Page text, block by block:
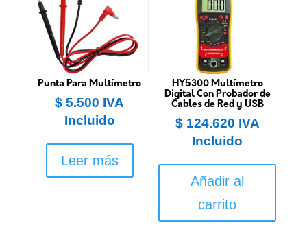
Punta Para Multímetro
$ 5.500 IVA
Incluido
Leer más
HY5300 Multímetro
Digital Con Probador de
Cables de Red y USB
$124.620 IVA
Incluido
Añadir al
carrito